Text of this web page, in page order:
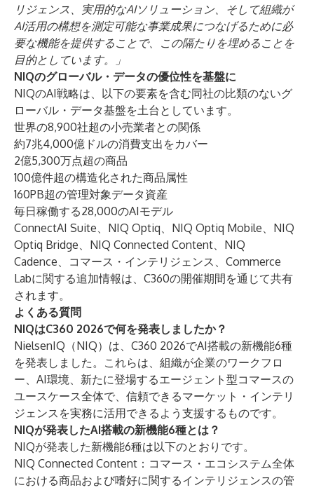
リジェンス、実用的なAIソリューション、そして組織が
AI活用の構想を測定可能な事業成果につなげるために必
要な機能を提供することで、この隔たりを埋めることを
目的としています。」
NIQのグローバル・データの優位性を基盤に
NIQのAI戦略は、以下の要素を含む同社の比類のないグ
ローバル・データ基盤を土台としています。
世界の8,900社超の小売業者との関係
約7兆4,000億ドルの消費支出をカバー
2億5,300万点超の商品
100億件超の構造化された商品属性
160PB超の管理対象データ資産
毎日稼働する28,000のAIモデル
ConnectAI Suite、NIQ Optiq、NIQ Optiq Mobile、NIQ
Optiq Bridge、NIQ Connected Content、NIQ
Cadence、コマース・インテリジェンス、Commerce
Labに関する追加情報は、C360の開催期間を通じて共有
されます。
よくある質問
NIQはC360 2026で何を発表しましたか？
NielsenIQ（NIQ）は、C360 2026でAI搭載の新機能6種
を発表しました。これらは、組織が企業のワークフロ
ー、AI環境、新たに登場するエージェント型コマースの
ユースケース全体で、信頼できるマーケット・インテリ
ジェンスを実務に活用できるよう支援するものです。
NIQが発表したAI搭載の新機能6種とは？
NIQが発表した新機能6種は以下のとおりです。
NIQ Connected Content：コマース・エコシステム全体
における商品および嗜好に関するインテリジェンスの管